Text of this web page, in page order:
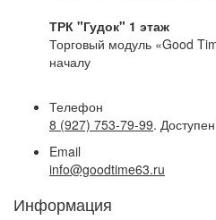
ТРК "Гудок" 1 этаж
Торговый модуль «Good
началу
Телефон
8 (927) 753-79-99.
Email
info@goodtime63.ru
Информация